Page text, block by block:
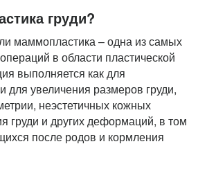
груди?
маммопластика – одна из самых
в области пластической
выполняется как для
для увеличения размеров груди,
неэстетичных кожных
груди и других деформаций, в том
после родов и кормления